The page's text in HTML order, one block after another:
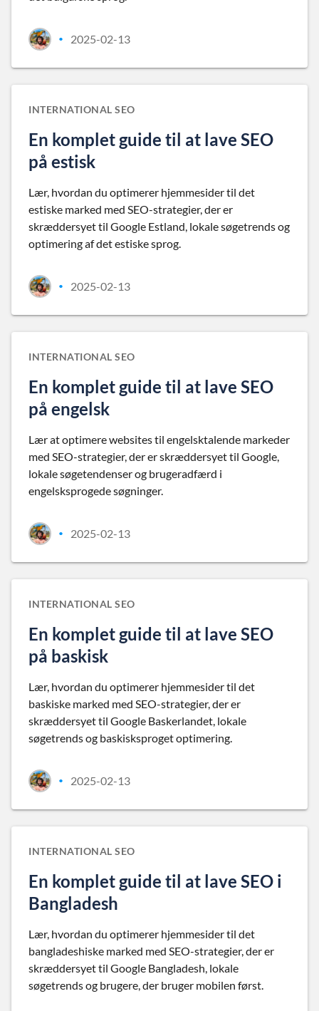
• 2025-02-13
INTERNATIONAL SEO
En komplet guide til at lave SEO
på estisk
Lær, hvordan du optimerer hjemmesider til det
estiske marked med SEO-strategier, der er
skræddersyet til Google Estland, lokale søgetrends og
optimering af det estiske sprog.
• 2025-02-13
INTERNATIONAL SEO
En komplet guide til at lave SEO
på engelsk
Lær at optimere websites til engelsktalende markeder
med SEO-strategier, der er skræddersyet til Google,
lokale søgetendenser og brugeradfærd i
engelsksprogede søgninger.
• 2025-02-13
INTERNATIONAL SEO
En komplet guide til at lave SEO
på baskisk
Lær, hvordan du optimerer hjemmesider til det
baskiske marked med SEO-strategier, der er
skræddersyet til Google Baskerlandet, lokale
søgetrends og baskisksproget optimering.
• 2025-02-13
INTERNATIONAL SEO
En komplet guide til at lave SEO i
Bangladesh
Lær, hvordan du optimerer hjemmesider til det
bangladeshiske marked med SEO-strategier, der er
skræddersyet til Google Bangladesh, lokale
søgetrends og brugere, der bruger mobilen først.